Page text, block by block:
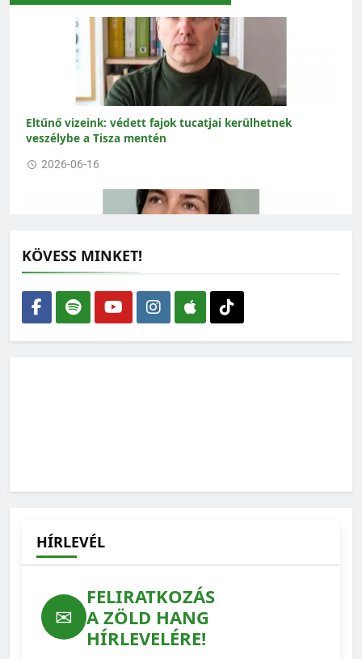
Eltűnő vizeink: védett fajok tucatjai kerülhetnek
veszélybe a Tisza mentén
2026-06-16
Amikor az ökológus rajzolni kezd – interjú Gallé-Szpisjak
Nikolettel
2026-06-01
KÖVESS MINKET!
HÍRLEVÉL
✉
FELIRATKOZÁS
A ZÖLD HANG
HÍRLEVELÉRE!